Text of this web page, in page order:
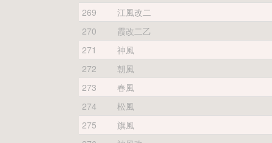
269
江風改二
270
霞改二乙
271
神風
272
朝風
273
春風
274
松風
275
旗風